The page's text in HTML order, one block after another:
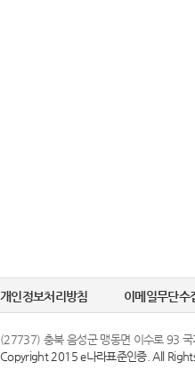
개인정보처리방침 이메일무단수
(27737) 충북 음성군 맹동면 이수로 93 국
Copyright 2015 e나라표준인증. All